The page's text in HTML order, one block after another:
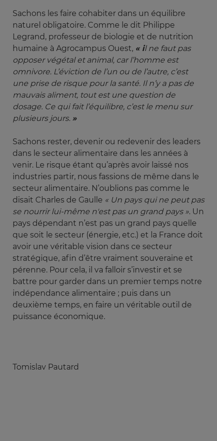
Sachons les faire cohabiter dans un équilibre
naturel obligatoire. Comme le dit Philippe
Legrand, professeur de biologie et de nutrition
humaine à Agrocampus Ouest, « il ne faut pas
opposer végétal et animal, car l’homme est
omnivore. L’éviction de l’un ou de l’autre, c’est
une prise de risque pour la santé. Il n’y a pas de
mauvais aliment, tout est une question de
dosage. Ce qui fait l’équilibre, c’est le menu sur
plusieurs jours. »
Sachons rester, devenir ou redevenir des leaders
dans le secteur alimentaire dans les années à
venir. Le risque étant qu’après avoir laissé nos
industries partir, nous fassions de même dans le
secteur alimentaire. N’oublions pas comme le
disait Charles de Gaulle « Un pays qui ne peut pas
se nourrir lui-même n'est pas un grand pays ». Un
pays dépendant n’est pas un grand pays quelle
que soit le secteur (énergie, etc.) et la France doit
avoir une véritable vision dans ce secteur
stratégique, afin d’être vraiment souveraine et
pérenne. Pour cela, il va falloir s’investir et se
battre pour garder dans un premier temps notre
indépendance alimentaire ; puis dans un
deuxième temps, en faire un véritable outil de
puissance économique.
Tomislav Pautard